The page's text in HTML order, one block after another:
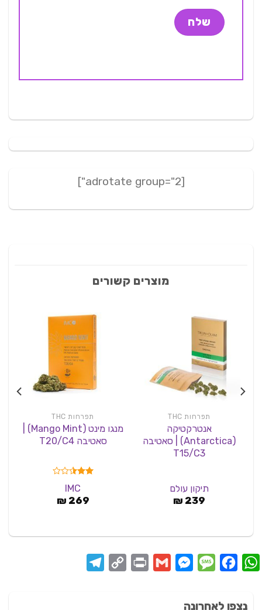
מוצרים קשורים
תפרחות THC
אנטרקטיקה
(Antarctica) | סאטיבה
T15/C3
תיקון עולם
239
₪
תפרחות THC
מנגו מינט (Mango Mint) |
סאטיבה T20/C4
מתוך
IMC
269
₪
WhatsApp
Facebook
Message
Messenger
Gmail
Print
Copy
Telegram
נצפו לאחרונה